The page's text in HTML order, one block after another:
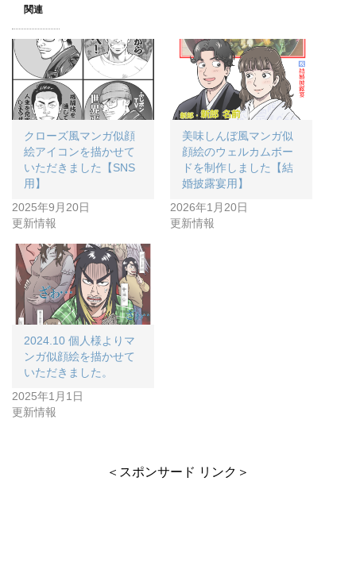
関連
クローズ風マンガ似顔
絵アイコンを描かせて
いただきました【SNS
用】
2025年9月20日
更新情報
美味しんぼ風マンガ似
顔絵のウェルカムボー
ドを制作しました【結
婚披露宴用】
2026年1月20日
更新情報
2024.10 個人様よりマ
ンガ似顔絵を描かせて
いただきました。
2025年1月1日
更新情報
＜スポンサード リンク＞